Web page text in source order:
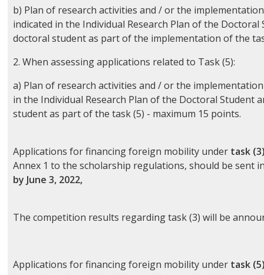
b) Plan of research activities and / or the
indicated in the Individual Research Plan of the
doctoral student as part of the implementation of the
2. When assessing applications related to Task (5):
a) Plan of research activities and / or the
in the Individual Research Plan of the Doctoral
student as part of the task (5) - maximum 15 points.
Applications for financing foreign mobility under task
Annex 1 to the scholarship regulations, should be
by June 3, 2022,
The competition results regarding task (3) will be
Applications for financing foreign mobility under task